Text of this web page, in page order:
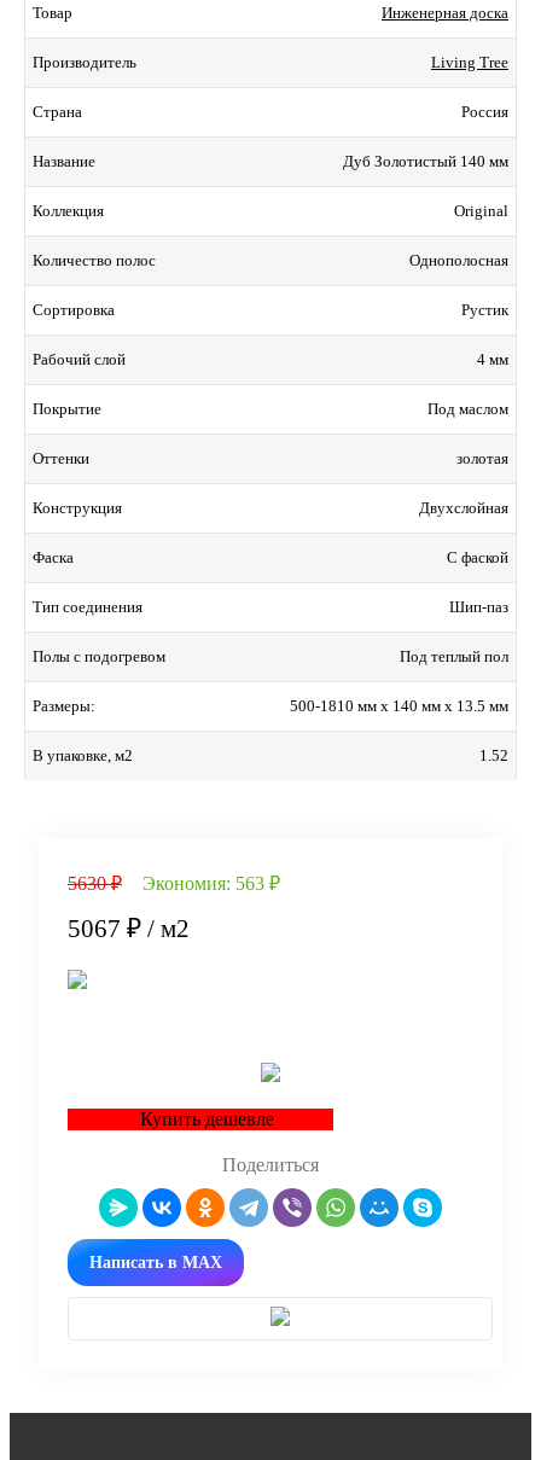
Товар Инженерная доска
Производитель Living Tree
Страна Россия
Название Дуб Золотистый 140 мм
Коллекция Original
Количество полос Однополосная
Сортировка Рустик
Рабочий слой 4 мм
Покрытие Под маслом
Оттенки золотая
Конструкция Двухслойная
Фаска С фаской
Тип соединения Шип-паз
Полы с подогревом Под теплый пол
Размеры: 500-1810 мм x 140 мм x 13.5 мм
В упаковке, м2 1.52
5630 ₽ Экономия: 563 ₽
5067 ₽ / м2
Купить дешевле
Поделиться
Написать в MAX